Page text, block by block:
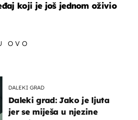
koji je još jednom oživio
OVO
DALEKI GRAD
Daleki grad: Jako je ljuta
jer se miješa u njezine